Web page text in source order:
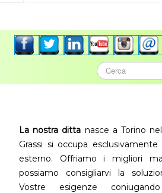
La nostra ditta nasce a Torino
Grassi si occupa
esterno. Offriamo i migliori
possiamo consigliarvi la
Vostre esigenze